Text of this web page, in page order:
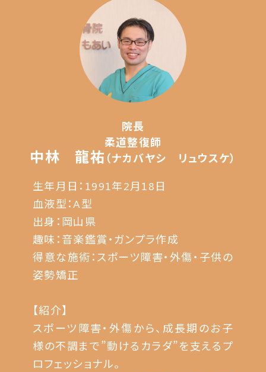
院長
柔道整復師
中林 龍祐 （ナカバヤシ リュウスケ）
生年月日：1991年2月18日
血液型：A型
出身：岡山県
趣味：音楽鑑賞・ガンプラ作成
得意な施術：スポーツ障害・外傷・子供の
姿勢矯正
【紹介】
スポーツ障害・外傷から、成長期のお子
様の不調まで”動けるカラダ”を支えるプ
ロフェッショナル。